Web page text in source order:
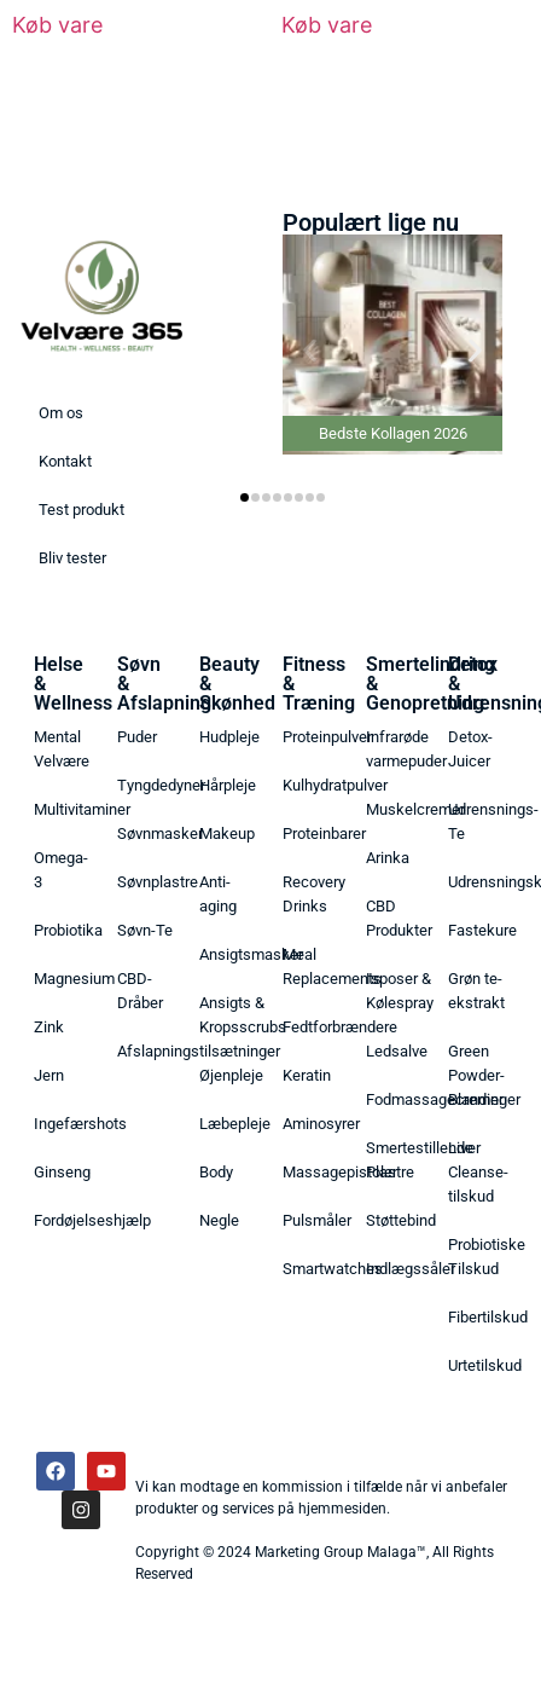
Køb vare Køb vare
Om os
Kontakt
Test produkt
Bliv tester
Populært lige nu
Bedste Ansigtsmaske
Helse
&
Wellness
Mental
Velvære
Multivitaminer
Omega-
3
Probiotika
Magnesium
Zink
Jern
Ingefærshots
Ginseng
Fordøjelseshjælp
Søvn
&
Afslapning
Puder
Tyngdedyner
Søvnmasker
Søvnplastre
Søvn-Te
CBD-
Dråber
Afslapningstilsætninger
Beauty
&
Skønhed
Hudpleje
Hårpleje
Makeup
Anti-
aging
Ansigtsmasker
Ansigts &
Kropsscrubs
Øjenpleje
Læbepleje
Body
Negle
Fitness
&
Træning
Proteinpulver
Kulhydratpulver
Proteinbarer
Recovery
Drinks
Meal
Replacements
Fedtforbrændere
Keratin
Aminosyrer
Massagepistoler
Pulsmåler
Smartwatches
Smertelindring
&
Genopretning
Infrarøde
varmepuder
Muskelcremer
Arinka
CBD
Produkter
Isposer &
Kølespray
Ledsalve
Fodmassagecremer
Smertestillende
Plastre
Støttebind
Indlægssåler
Detox
&
Detox-
Juicer
Udrensnings-
Te
Fastekure
Grøn te-
ekstrakt
Green
Powder-
Blandinger
Liver
Cleanse-
tilskud
Probiotiske
Tilskud
Fibertilskud
Urtetilskud
Vi kan modtage en kommission i tilfælde når vi anbefaler
produkter og services på hjemmesiden.
Copyright © 2024 Marketing Group Malaga™, All Rights
Reserved